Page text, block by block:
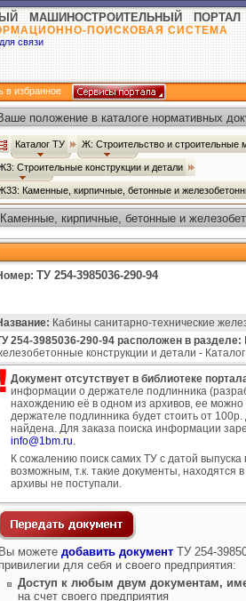
МАШИНОСТРОИТЕЛЬНЫЙ ПОРТАЛ
ПОИСКОВАЯ СИСТЕМА
связи
в избранное
положение в каталоге нормативных
Каталог ТУ Ж: Строительство и строительные
Строительные конструкции и детали
Каменные, кирпичные, бетонные и
Каменные, кирпичные, бетонные и
ТУ 254-3985036-290-94
Кабины санитарно-технические
254-3985036-290-94 расположен в разделе:
конструкции и детали - Каталог
Документ отсутствует в библиотеке
информации о держателе подлинника
нахождению её в одном из архивов, ее
держателе подлинника будет стоить от
найдена. Для заказа поиска информации
info@1bm.ru.
К сожалению поиск самих ТУ с датой
возможным, т.к. такие документы, находятся
архивы не поступали.
Вы можете добавить документ ТУ 254-
привилегии для себя и своего предприятия:
Доступ к любым двум документам,
на счет своего предприятия